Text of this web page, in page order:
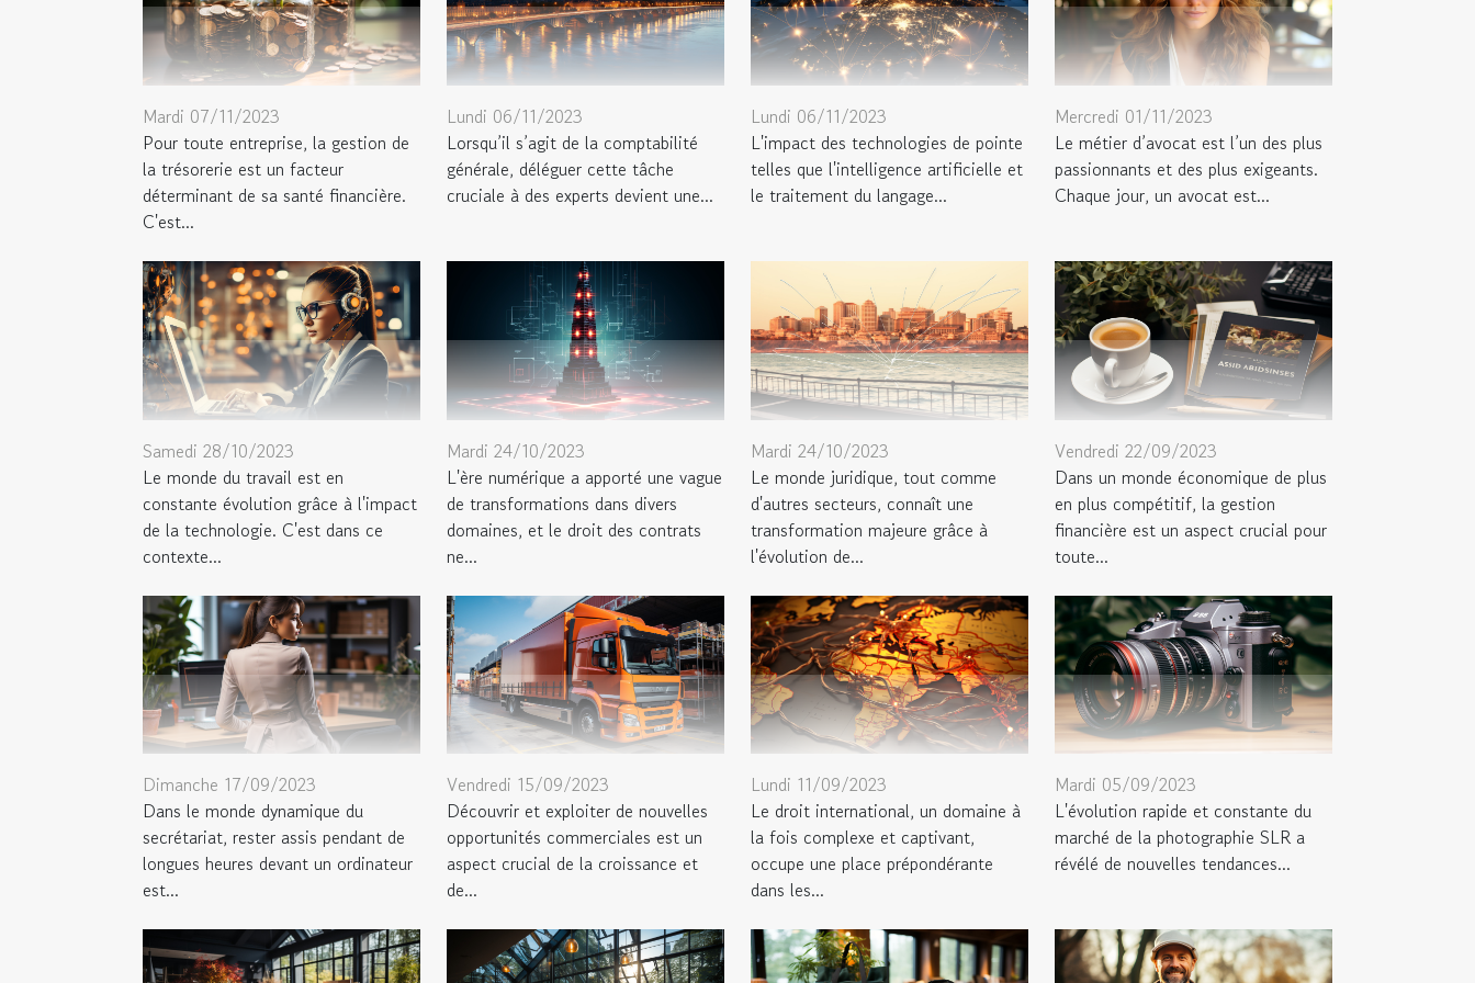
Mardi 07/11/2023
Pour toute entreprise, la gestion de
la trésorerie est un facteur
déterminant de sa santé financière.
C'est...
Lundi 06/11/2023
Lorsqu’il s’agit de la comptabilité
générale, déléguer cette tâche
cruciale à des experts devient une...
Lundi 06/11/2023
L'impact des technologies de pointe
telles que l'intelligence artificielle et
le traitement du langage...
Mercredi 01/11/2023
Le métier d’avocat est l’un des plus
passionnants et des plus exigeants.
Chaque jour, un avocat est...
Samedi 28/10/2023
Le monde du travail est en
constante évolution grâce à l'impact
de la technologie. C'est dans ce
contexte...
Mardi 24/10/2023
L'ère numérique a apporté une vague
de transformations dans divers
domaines, et le droit des contrats
ne...
Mardi 24/10/2023
Le monde juridique, tout comme
d'autres secteurs, connaît une
transformation majeure grâce à
l'évolution de...
Vendredi 22/09/2023
Dans un monde économique de plus
en plus compétitif, la gestion
financière est un aspect crucial pour
toute...
Dimanche 17/09/2023
Dans le monde dynamique du
secrétariat, rester assis pendant de
longues heures devant un ordinateur
est...
Vendredi 15/09/2023
Découvrir et exploiter de nouvelles
opportunités commerciales est un
aspect crucial de la croissance et
de...
Lundi 11/09/2023
Le droit international, un domaine à
la fois complexe et captivant,
occupe une place prépondérante
dans les...
Mardi 05/09/2023
L'évolution rapide et constante du
marché de la photographie SLR a
révélé de nouvelles tendances...